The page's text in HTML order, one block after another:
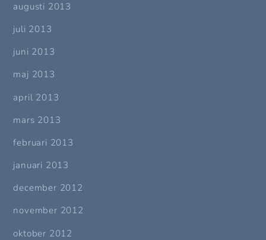
augusti 2013
juli 2013
juni 2013
maj 2013
april 2013
mars 2013
februari 2013
januari 2013
december 2012
november 2012
oktober 2012